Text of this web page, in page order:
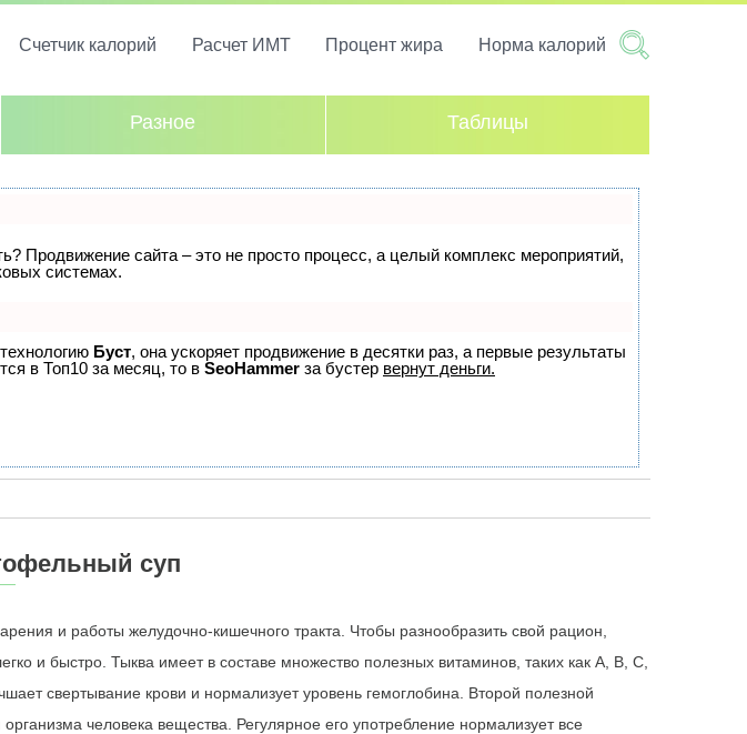
Счетчик калорий Расчет ИМТ Процент жира Норма калорий
Разное Таблицы
Продвижение сайта – это не просто процесс, а целый комплекс мероприятий,
системах.
Буст, она ускоряет продвижение в десятки раз, а первые результаты
в Топ10 за месяц, то в SeoHammer за бустер вернут деньги.
суп
и работы желудочно-кишечного тракта. Чтобы разнообразить свой рацион,
и быстро. Тыква имеет в составе множество полезных витаминов, таких как А, В, С,
свертывание крови и нормализует уровень гемоглобина. Второй полезной
человека вещества. Регулярное его употребление нормализует все